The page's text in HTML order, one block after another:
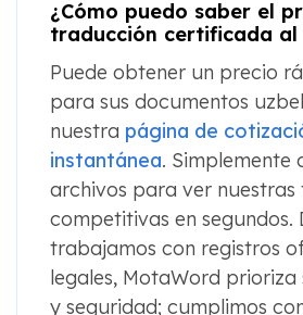
¿Cómo puedo saber el
traducción certificada al
Puede obtener un precio
para sus documentos
nuestra página de
instantánea. Simplemente
archivos para ver nuestras
competitivas en segundos.
trabajamos con registros
legales, MotaWord
y seguridad; cumplimos